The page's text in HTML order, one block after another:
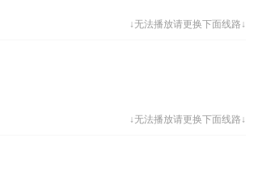
↓无法播放请更换下面线路↓
↓无法播放请更换下面线路↓